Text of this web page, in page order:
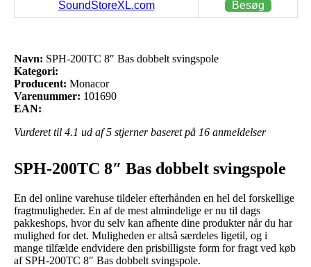
SoundStoreXL.com Besøg
Navn: SPH-200TC 8″ Bas dobbelt svingspole
Kategori:
Producent: Monacor
Varenummer: 101690
EAN:
Vurderet til 4.1 ud af 5 stjerner baseret på 16 anmeldelser
SPH-200TC 8″ Bas dobbelt svingspole
En del online varehuse tildeler efterhånden en hel del forskellige
fragtmuligheder. En af de mest almindelige er nu til dags
pakkeshops, hvor du selv kan afhente dine produkter når du har
mulighed for det. Muligheden er altså særdeles ligetil, og i
mange tilfælde endvidere den prisbilligste form for fragt ved køb
af SPH-200TC 8″ Bas dobbelt svingspole.